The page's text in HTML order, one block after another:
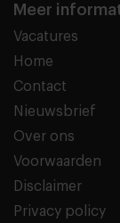
Meer
Vacatures
Home
Contact
Nieuwsbrief
Over ons
Voorwaarden
Disclaimer
Privacy policy